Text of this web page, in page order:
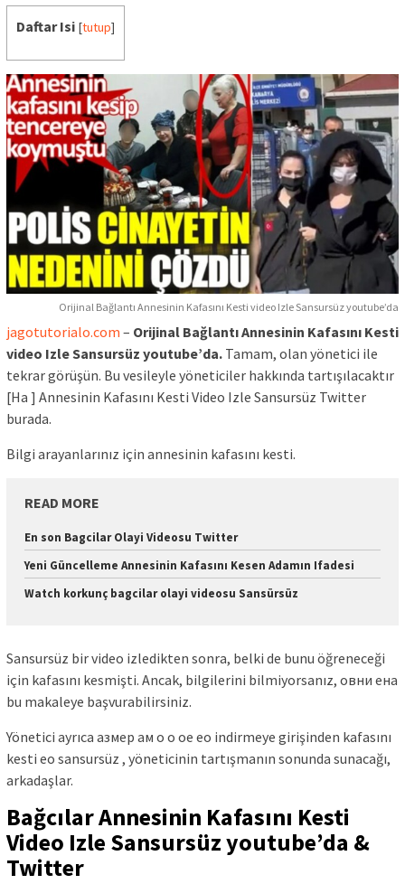
Daftar Isi [tutup]
Orijinal Bağlantı Annesinin Kafasını Kesti video Izle Sansursüz youtube’da
jagotutorialo.com – Orijinal Bağlantı Annesinin Kafasını Kesti
video Izle Sansursüz youtube’da. Tamam, olan yönetici ile
tekrar görüşün. Bu vesileyle yöneticiler hakkında tartışılacaktır
[На ] Annesinin Kafasını Kesti Video Izle Sansursüz Twitter
burada.
Bilgi arayanlarınız için annesinin kafasını kesti.
READ MORE
En son Bagcilar Olayi Videosu Twitter
Yeni Güncelleme Annesinin Kafasını Kesen Adamın Ifadesi
Watch korkunç bagcilar olayi videosu Sansürsüz
Sansursüz bir video izledikten sonra, belki de bunu öğreneceği
için kafasını kesmişti. Ancak, bilgilerini bilmiyorsanız, овни ена
bu makaleye başvurabilirsiniz.
Yönetici ayrıca азмер ам о о ое ео indirmeye girişinden kafasını
kesti ео sansursüz , yöneticinin tartışmanın sonunda sunacağı,
arkadaşlar.
Bağcılar Annesinin Kafasını Kesti
Video Izle Sansursüz youtube’da &
Twitter